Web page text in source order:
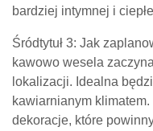
bardziej intymnej i
Śródtytuł 3: Jak
kawowo wesela
lokalizacji. Idealna
kawiarnianym
dekoracje, które